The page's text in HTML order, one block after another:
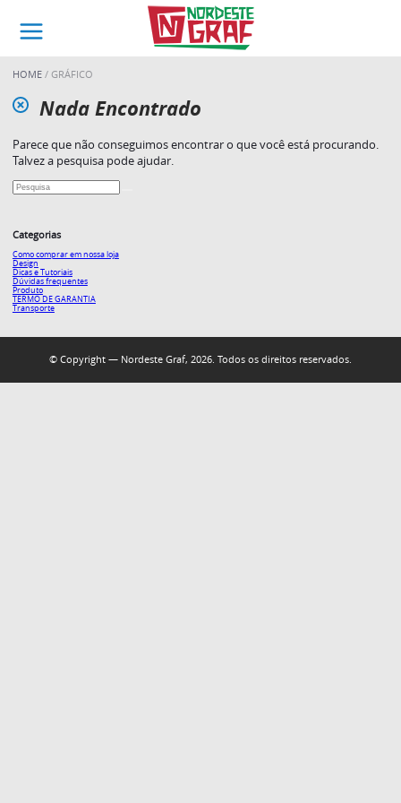
HOME GRÁFICO
Nada Encontrado
Parece que não conseguimos encontrar o que você está procurando.
Talvez a pesquisa pode ajudar.
Categorias
Como comprar em nossa loja
Design
Dicas e Tutoriais
Dúvidas frequentes
Produto
TERMO DE GARANTIA
Transporte
© Copyright — Nordeste Graf, 2026. Todos os direitos reservados.